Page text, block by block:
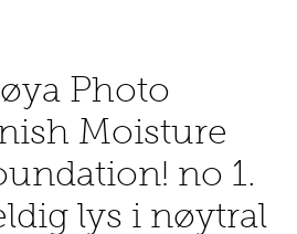
Photo
Moisture
no 1.
lys i nøytral